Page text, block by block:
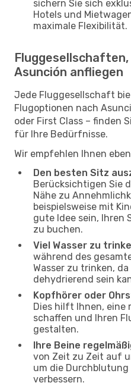
sichern Sie sich
Hotels und
maximale Flexibilität.
Asunción anfliegen
Jede Fluggesellschaft
Flugoptionen nach
oder First Class – finden
für Ihre Bedürfnisse.
Wir empfehlen Ihnen
Den besten Sitz
Berücksichtigen Sie
Nähe zu
beispielsweise mit
gute Idee sein, Ihren
zu buchen.
Viel Wasser zu
während des
Wasser zu trinken,
dehydrierend sein
Kopfhörer oder
Dies hilft Ihnen, eine
schaffen und Ihren
gestalten.
Ihre Beine
von Zeit zu Zeit auf
um die Durchblutung
verbessern.